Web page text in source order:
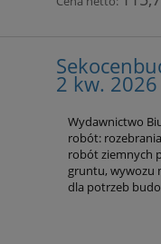
Sekocenbud
stawkach
kosztorysowej
sprzętu
110,00
2 kw. 2026
Wydawnictwo
robót:
robót ziemnych
gruntu, wywozu
dla potrzeb